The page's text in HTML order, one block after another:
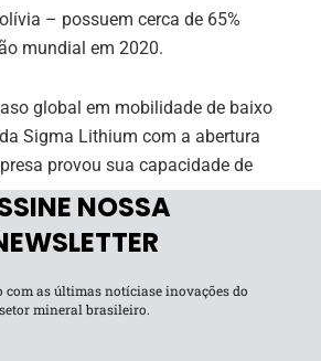
– possuem cerca de 65%
mundial em 2020.
global em mobilidade de baixo
Sigma Lithium com a abertura
provou sua capacidade de
os benefícios da demanda
NOSSA
com as últimas notíciase inovações do
setor mineral brasileiro.